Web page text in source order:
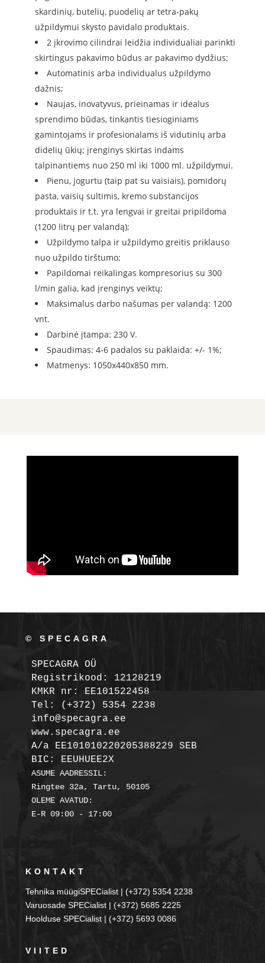
skardinių, butelių, puodelių ar tetra-pakų
užpildymui skysto pavidalo produktais.
2 įkrovimo cilindrai leidžia individualiai parinkti
skirtingus pakavimo būdus ar pakavimo dydžius;
Automatinis arba individualus užpildymo
dažnis;
Naujas, inovatyvus, prieinamas ir idealus
sprendimo būdas, tinkantis tiesioginiams
gamintojams ir profesionalams iš vidutinių arba
didelių ūkių; įrenginys skirtas indams
talpinantiems nuo 250 ml iki 1000 ml. užpildymui.
Pienu, jogurtu (taip pat su vaisiais), pomidorų
pasta, vaisių sultimis, kremo substancijos
produktais ir t.t. yra lengvai ir greitai pripildoma
(1200 litrų per valandą);
Užpildymo talpa ir užpildymo greitis priklauso
nuo užpildo tirštumo;
Papildomai reikalingas kompresorius su 300
l/min galia, kad įrenginys veiktų;
Maksimalus darbo našumas per valandą: 1200
vnt.
Darbinė įtampa: 230 V.
Spaudimas: 4-6 padalos su paklaida: +/- 1%;
Matmenys: 1050x440x850 mm.
© SPECAGRA
SPECAGRA OÜ
Registrikood: 12128219
KMKR nr: EE101522458
Tel: (+372) 5354 2238
info@specagra.ee
A/a EE101010220205388229 SEB
BIC: EEUHUEE2X
ASUME AADRESSIL:
Ringtee 32a, Tartu, 50105
OLEME AVATUD:
E-R 09:00 - 17:00
KONTAKT
Tehnika müügiSPECialist | (+372) 5354 2238
Varuosade SPECialist | (+372) 5685 2225
Hoolduse SPECialist | (+372) 5693 0086
VIITED